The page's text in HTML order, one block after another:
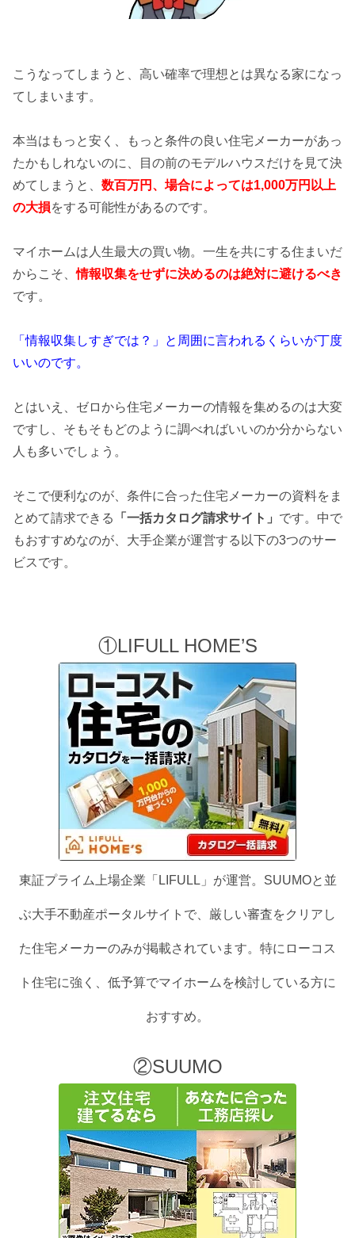
こうなってしまうと、高い確率で理想とは異なる家になっ
てしまいます。
本当はもっと安く、もっと条件の良い住宅メーカーがあっ
たかもしれないのに、目の前のモデルハウスだけを見て決
めてしまうと、 数百万円、場合によっては1,000万円以上
の大損をする可能性があるのです。
マイホームは人生最大の買い物。一生を共にする住まいだ
からこそ、情報収集をせずに決めるのは絶対に避けるべき
です。
「情報収集しすぎでは？」と周囲に言われるくらいが丁度
いいのです。
とはいえ、ゼロから住宅メーカーの情報を集めるのは大変
ですし、そもそもどのように調べればいいのか分からない
人も多いでしょう。
そこで便利なのが、条件に合った住宅メーカーの資料をま
とめて請求できる
「一括カタログ請求サイト」 です。中で
もおすすめなのが、大手企業が運営する以下の3つのサー
ビスです。
①LIFULL HOME’S
東証プライム上場企業「LIFULL」が運営。SUUMOと並
ぶ大手不動産ポータルサイトで、厳しい審査をクリアし
た住宅メーカーのみが掲載されています。特にローコス
ト住宅に強く、低予算でマイホームを検討している方に
おすすめ。
②SUUMO